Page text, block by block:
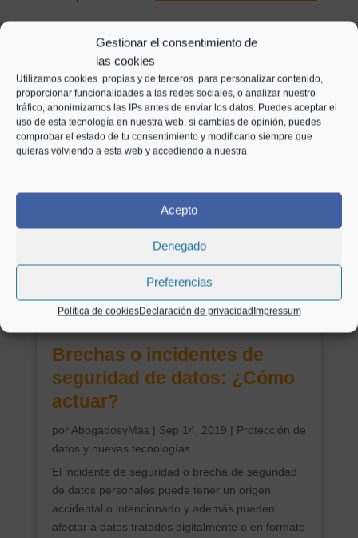
Gestionar el consentimiento de
las cookies
Utilizamos cookies propias y de terceros para personalizar contenido,
proporcionar funcionalidades a las redes sociales, o analizar nuestro
tráfico, anonimizamos las IPs antes de enviar los datos. Puedes aceptar el
uso de esta tecnología en nuestra web, si cambias de opinión, puedes
comprobar el estado de tu consentimiento y modificarlo siempre que
quieras volviendo a esta web y accediendo a nuestra
Acepto
Denegado
Preferencias
Política de cookiesDeclaración de privacidadImpressum
Si ambas empresas están de acuerdo, no sólo, en ofrecer la
posibilidad de «servicios combinados», sino que también diseñan y
utilizan una plataforma común, ambas empresas serán
corresponsables del tratamiento.
La figura del corresponsable no existía en la LOPD por lo que ahora
es necesario analizar en qué medida un Encargado de tratamiento
determina conjuntamente con el Responsable los fines o los medios
En el caso de que participe en la toma de decisiones, ya no se le
podrá considerar Encargado del tratamiento, sino que será
corresponsable del tratamiento. Por ejemplo, un abogado que lleven
toda la gestión laboral de sus clientes.
Entradas relacionadas
Brechas o incidentes de
seguridad de datos: ¿Cómo
actuar?
por AbogadosyMás | Sep 14, 2019 | Protección de
datos y nuevas tecnologías
El incidente de seguridad o brecha de seguridad
de datos personales puede tener un origen
accidental o intencionado y además pueden
afectar a datos tratados digitalmente o en formato